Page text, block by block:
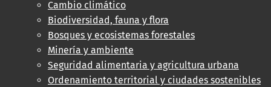
Cambio climático
Biodiversidad, fauna y flora
Bosques y ecosistemas forestales
Minería y ambiente
Seguridad alimentaria y agricultura urbana
Ordenamiento territorial y ciudades sostenibles